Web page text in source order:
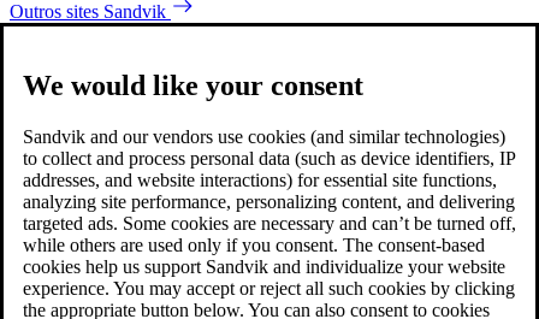
Outros sites Sandvik
We would like your consent
Sandvik and our vendors use cookies (and similar technologies)
to collect and process personal data (such as device identifiers, IP
addresses, and website interactions) for essential site functions,
analyzing site performance, personalizing content, and delivering
targeted ads. Some cookies are necessary and can’t be turned off,
while others are used only if you consent. The consent-based
cookies help us support Sandvik and individualize your website
experience. You may accept or reject all such cookies by clicking
the appropriate button below. You can also consent to cookies